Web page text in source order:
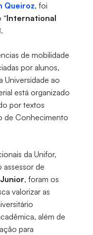
Queiroz, foi
“International
de mobilidade
por alunos,
Universidade ao
está organizado
por textos
de Conhecimento
da Unifor,
assessor de
, foram os
valorizar as
além de
para